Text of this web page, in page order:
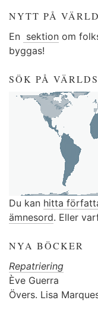
NYTT PÅ
En sektion om
byggas!
SÖK PÅ
Du kan hitta
ämnesord. Eller
NYA BÖCKER
Repatriering
Ève Guerra
Övers. Lisa